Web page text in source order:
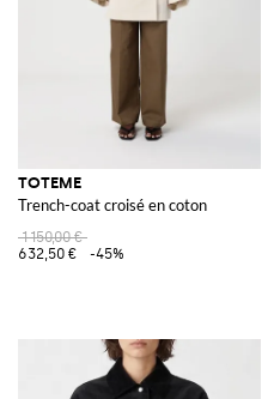
TOTEME
Trench-coat croisé en coton
1 150,00 €
632,50 €
-45%